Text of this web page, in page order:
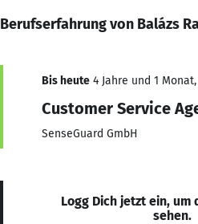
Berufserfahrung von Balázs
Bis heute 4 Jahre und 1
Customer Service
SenseGuard GmbH
Logg Dich jetzt ein, um
sehen.